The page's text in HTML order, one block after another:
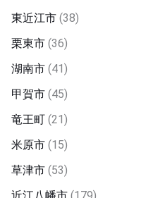
東近江市(38)
栗東市(36)
湖南市(41)
甲賀市(45)
竜王町(21)
米原市(15)
草津市(53)
近江八幡市(179)